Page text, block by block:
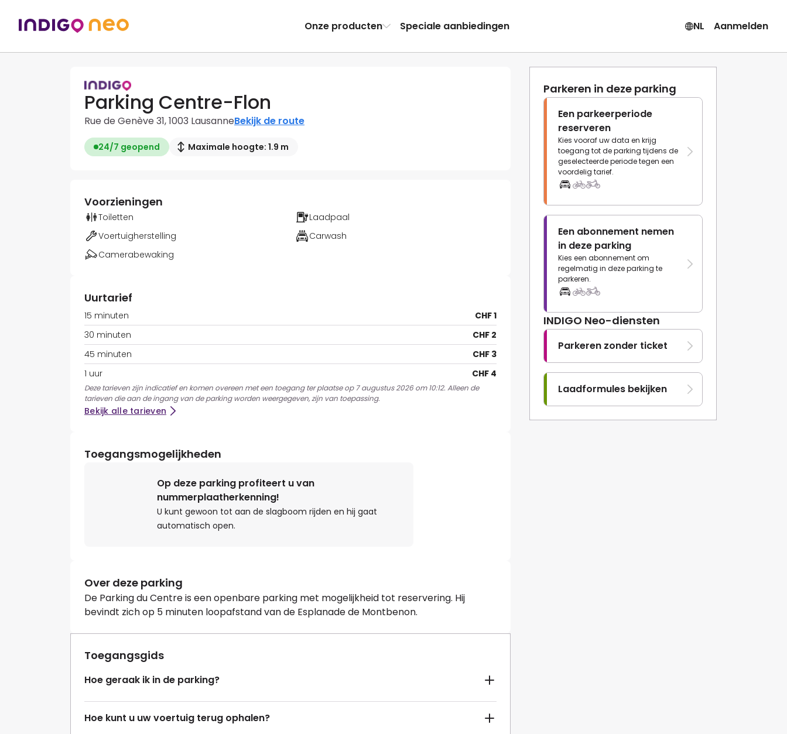
Onze producten Speciale aanbiedingen NL Aanmelden
Parking Centre-Flon
Rue de Genève 31, 1003 LausanneBekijk de route
24/7 geopend Maximale hoogte: 1.9 m
Parkeren in deze parking
Een parkeerperiode
reserveren
Kies vooraf uw data en krijg
toegang tot de parking tijdens de
geselecteerde periode tegen een
voordelig tarief.
Een abonnement nemen
in deze parking
Kies een abonnement om
regelmatig in deze parking te
parkeren.
INDIGO Neo-diensten
Parkeren zonder ticket
Laadformules bekijken
Voorzieningen
Toiletten
Laadpaal
Voertuigherstelling
Carwash
Camerabewaking
Uurtarief
15 minuten
CHF 1
30 minuten
CHF 2
45 minuten
CHF 3
1 uur
CHF 4
Deze tarieven zijn indicatief en komen overeen met een toegang ter plaatse op 7 augustus 2026 om 10:12. Alleen de
tarieven die aan de ingang van de parking worden weergegeven, zijn van toepassing.
Bekijk alle tarieven
Toegangsmogelijkheden
Op deze parking profiteert u van
nummerplaatherkenning!
U kunt gewoon tot aan de slagboom rijden en hij gaat
automatisch open.
Over deze parking
De Parking du Centre is een openbare parking met mogelijkheid tot reservering. Hij
bevindt zich op 5 minuten loopafstand van de Esplanade de Montbenon.
Toegangsgids
Hoe geraak ik in de parking?
Hoe kunt u uw voertuig terug ophalen?